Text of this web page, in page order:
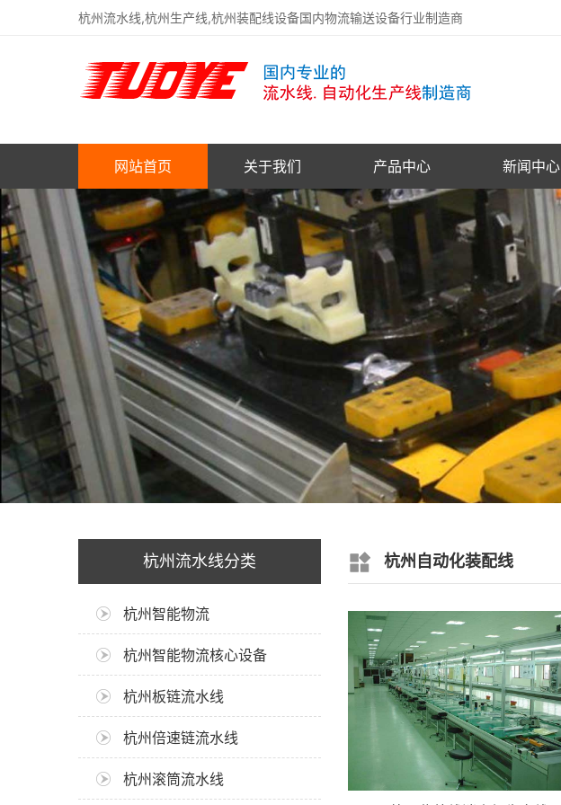
杭州流水线,杭州生产线,杭州装配线设备国内物流输送设备行业制造商
网站首页 关于我们 产品中心 新闻中心
杭州流水线分类
杭州智能物流
杭州智能物流核心设备
杭州板链流水线
杭州倍速链流水线
杭州滚筒流水线
杭州自动化装配线